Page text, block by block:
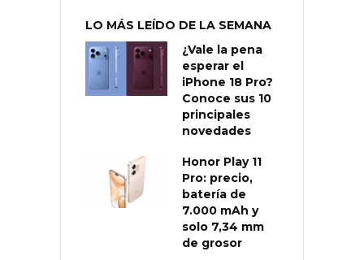
LO MÁS LEÍDO DE LA SEMANA
¿Vale la pena
esperar el
iPhone 18 Pro?
Conoce sus 10
principales
novedades
Honor Play 11
Pro: precio,
batería de
7.000 mAh y
solo 7,34 mm
de grosor